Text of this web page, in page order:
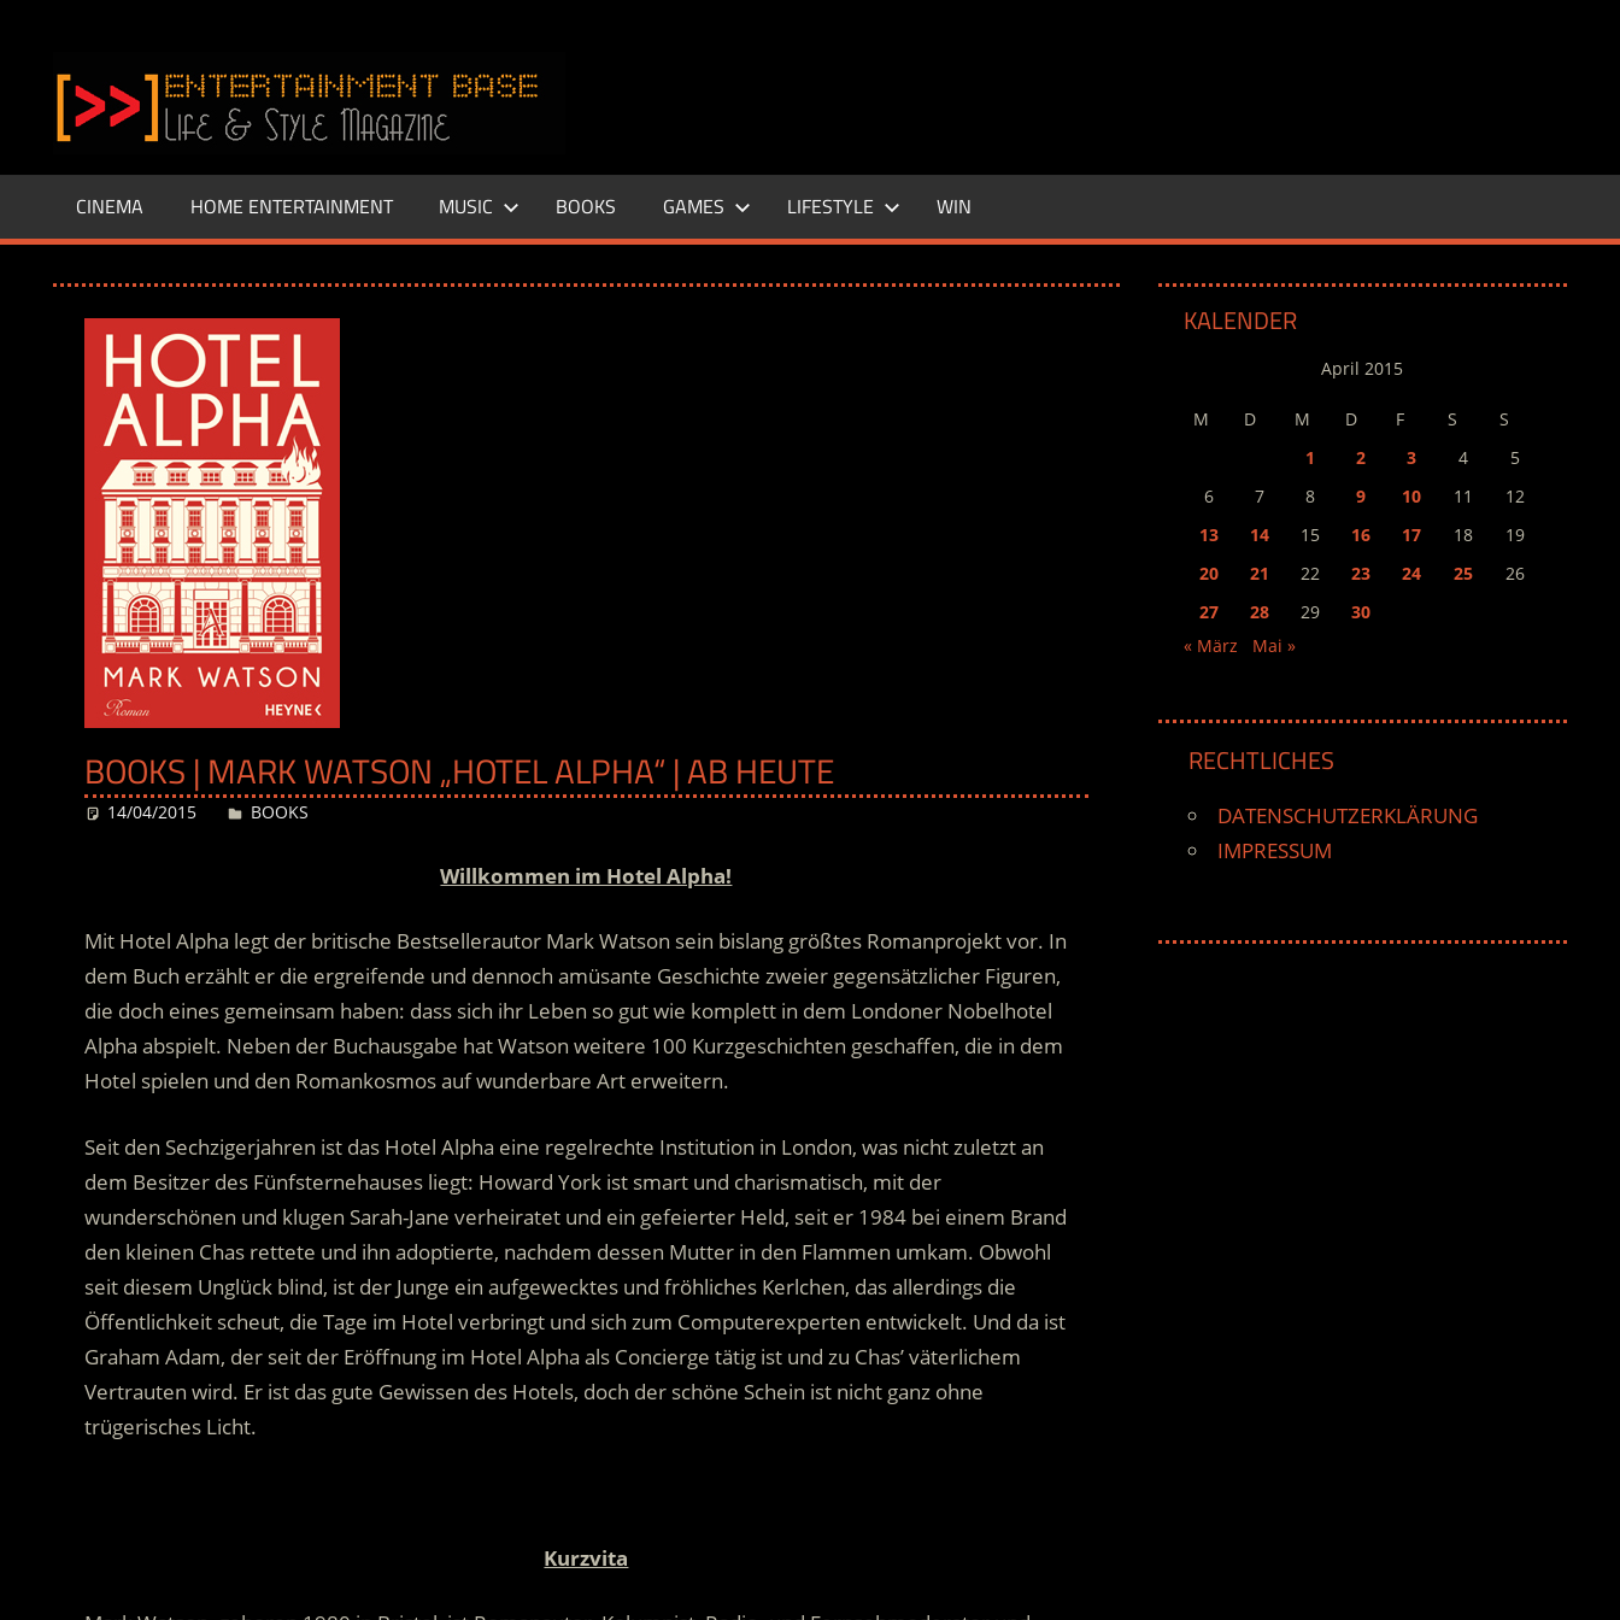
springen
–
LIFE
Base.de
CINEMA HOME ENTERTAINMENT MUSIC BOOKS GAMES LIFESTYLE WIN
BOOKS | MARK WATSON „HOTEL ALPHA“ | AB HEUTE
14/04/2015 Desiree
BOOKS
Willkommen im Hotel Alpha!
Mit Hotel Alpha legt der britische Bestsellerautor Mark Watson sein bislang größtes Romanprojekt vor. In
dem Buch erzählt er die ergreifende und dennoch amüsante Geschichte zweier gegensätzlicher Figuren,
die doch eines gemeinsam haben: dass sich ihr Leben so gut wie komplett in dem Londoner Nobelhotel
Alpha abspielt. Neben der Buchausgabe hat Watson weitere 100 Kurzgeschichten geschaffen, die in dem
Hotel spielen und den Romankosmos auf wunderbare Art erweitern.
Seit den Sechzigerjahren ist das Hotel Alpha eine regelrechte Institution in London, was nicht zuletzt an
dem Besitzer des Fünfsternehauses liegt: Howard York ist smart und charismatisch, mit der
wunderschönen und klugen Sarah-Jane verheiratet und ein gefeierter Held, seit er 1984 bei einem Brand
den kleinen Chas rettete und ihn adoptierte, nachdem dessen Mutter in den Flammen umkam. Obwohl
seit diesem Unglück blind, ist der Junge ein aufgewecktes und fröhliches Kerlchen, das allerdings die
Öffentlichkeit scheut, die Tage im Hotel verbringt und sich zum Computerexperten entwickelt. Und da ist
Graham Adam, der seit der Eröffnung im Hotel Alpha als Concierge tätig ist und zu Chas’ väterlichem
Vertrauten wird. Er ist das gute Gewissen des Hotels, doch der schöne Schein ist nicht ganz ohne
trügerisches Licht.
Kurzvita
KALENDER
April 2015
M D M D F S
S
1
2 3 4
5
6
7 8 9 10 11
12
13
14 15 16 17 18
19
20
21 22 23 24 25
26
27
28 29
30
« März
Mai »
RECHTLICHES
DATENSCHUTZERKLÄRUNG
IMPRESSUM